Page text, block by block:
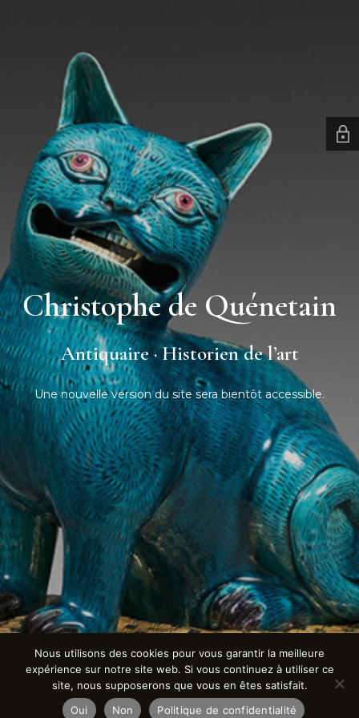
Christophe de Quénetain
Antiquaire · Historien de l’art
Une nouvelle version du site sera bientôt accessible.
Nous utilisons des cookies pour vous garantir la meilleure
expérience sur notre site web. Si vous continuez à utiliser ce
site, nous supposerons que vous en êtes satisfait.
Oui
Non Politique de confidentialité